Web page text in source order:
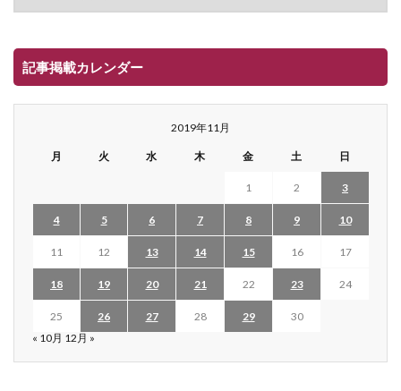
記事掲載カレンダー
2019年11月
月 火 水 木 金 土 日
1 2 3
4 5 6 7 8 9 10
11 12 13 14 15 16 17
18 19 20 21 22 23 24
25 26 27 28 29
30
« 10月 12月 »